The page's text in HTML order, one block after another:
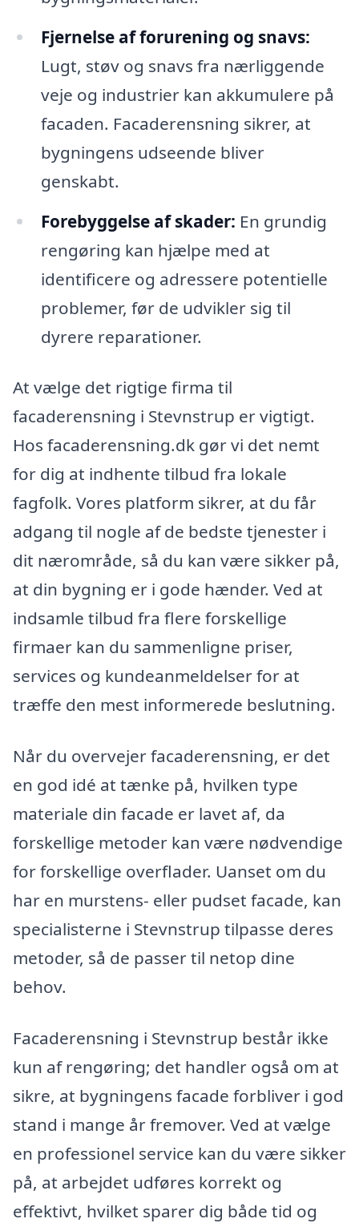
Fjernelse af forurening og snavs:
Lugt, støv og snavs fra nærliggende
veje og industrier kan akkumulere på
facaden. Facaderensning sikrer, at
bygningens udseende bliver
genskabt.
Forebyggelse af skader: En grundig
rengøring kan hjælpe med at
identificere og adressere potentielle
problemer, før de udvikler sig til
dyrere reparationer.
At vælge det rigtige firma til
facaderensning i Stevnstrup er vigtigt.
Hos facaderensning.dk gør vi det nemt
for dig at indhente tilbud fra lokale
fagfolk. Vores platform sikrer, at du får
adgang til nogle af de bedste tjenester i
dit nærområde, så du kan være sikker på,
at din bygning er i gode hænder. Ved at
indsamle tilbud fra flere forskellige
firmaer kan du sammenligne priser,
services og kundeanmeldelser for at
træffe den mest informerede beslutning.
Når du overvejer facaderensning, er det
en god idé at tænke på, hvilken type
materiale din facade er lavet af, da
forskellige metoder kan være nødvendige
for forskellige overflader. Uanset om du
har en murstens- eller pudset facade, kan
specialisterne i Stevnstrup tilpasse deres
metoder, så de passer til netop dine
behov.
Facaderensning i Stevnstrup består ikke
kun af rengøring; det handler også om at
sikre, at bygningens facade forbliver i god
stand i mange år fremover. Ved at vælge
en professionel service kan du være sikker
på, at arbejdet udføres korrekt og
effektivt, hvilket sparer dig både tid og